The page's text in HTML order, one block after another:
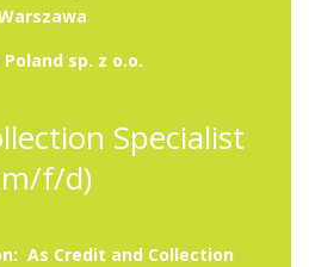
Poland sp. z o.o.
Specialist
f/d)
As Credit and Collection